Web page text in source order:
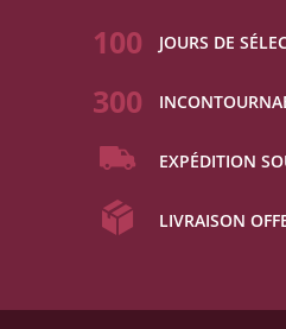
100 JOURS DE
300
EXPÉDITION
LIVRAISON